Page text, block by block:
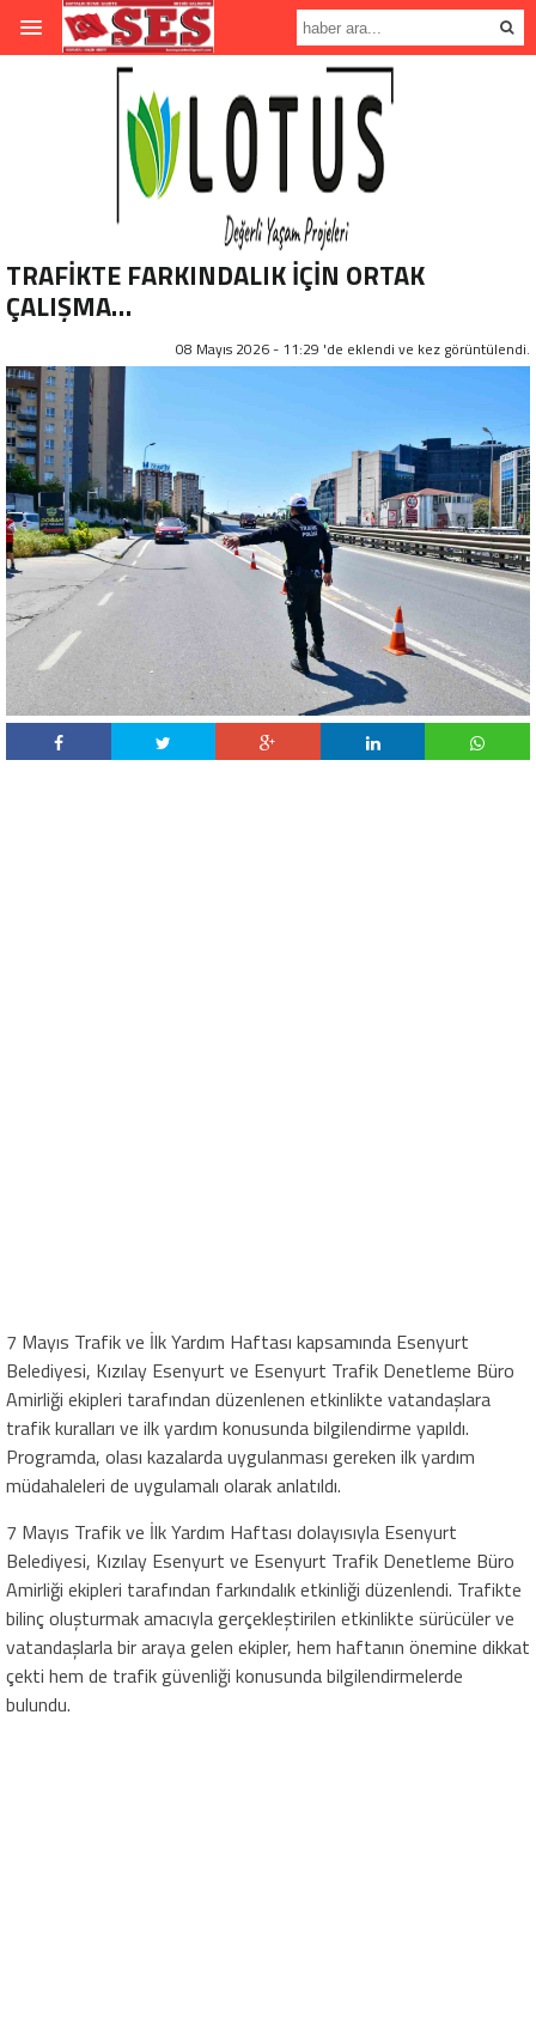
TRAFİKTE FARKINDALIK İÇİN ORTAK
ÇALIŞMA…
08 Mayıs 2026 - 11:29 'de eklendi ve kez görüntülendi.
7 Mayıs Trafik ve İlk Yardım Haftası kapsamında Esenyurt
Belediyesi, Kızılay Esenyurt ve Esenyurt Trafik Denetleme Büro
Amirliği ekipleri tarafından düzenlenen etkinlikte vatandaşlara
trafik kuralları ve ilk yardım konusunda bilgilendirme yapıldı.
Programda, olası kazalarda uygulanması gereken ilk yardım
müdahaleleri de uygulamalı olarak anlatıldı.
7 Mayıs Trafik ve İlk Yardım Haftası dolayısıyla Esenyurt
Belediyesi, Kızılay Esenyurt ve Esenyurt Trafik Denetleme Büro
Amirliği ekipleri tarafından farkındalık etkinliği düzenlendi. Trafikte
bilinç oluşturmak amacıyla gerçekleştirilen etkinlikte sürücüler ve
vatandaşlarla bir araya gelen ekipler, hem haftanın önemine dikkat
çekti hem de trafik güvenliği konusunda bilgilendirmelerde
bulundu.